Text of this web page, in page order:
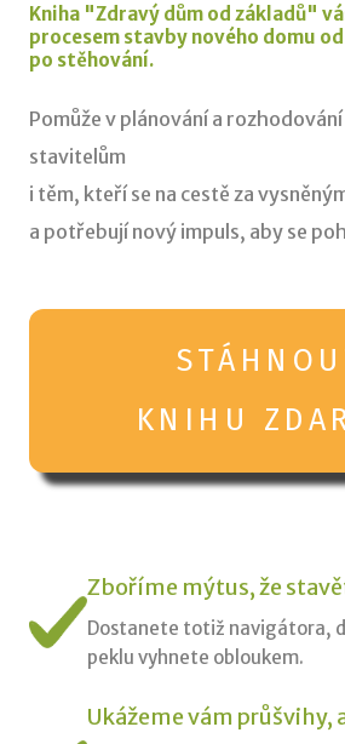
Kniha "Zdravý dům od základů"
procesem stavby nového domu
po stěhování.
Pomůže v plánování a
stavitelům
i těm, kteří se na cestě za
a potřebují nový impuls, aby se
KNIHU
Zboříme mýtus, že
Dostanete totiž navigátora,
peklu vyhnete obloukem.
Ukážeme vám průšvihy,